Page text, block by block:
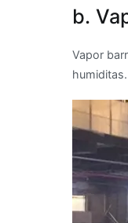
b.
Vapor
humiditas.